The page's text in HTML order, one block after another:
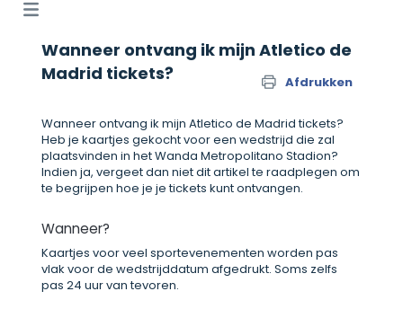
Wanneer ontvang ik mijn Atletico de
Madrid tickets?
Afdrukken
Wanneer ontvang ik mijn Atletico de Madrid tickets?
Heb je kaartjes gekocht voor een wedstrijd die zal
plaatsvinden in het Wanda Metropolitano Stadion?
Indien ja, vergeet dan niet dit artikel te raadplegen om
te begrijpen hoe je je tickets kunt ontvangen.
Wanneer?
Kaartjes voor veel sportevenementen worden pas
vlak voor de wedstrijddatum afgedrukt. Soms zelfs
pas 24 uur van tevoren.